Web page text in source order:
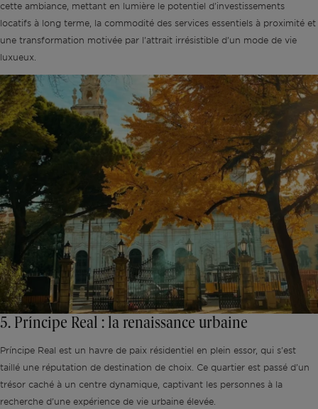
cette ambiance, mettant en lumière le potentiel d'investissements
locatifs à long terme, la commodité des services essentiels à proximité et
une transformation motivée par l'attrait irrésistible d'un mode de vie
luxueux.
5. Príncipe Real : la renaissance urbaine
Príncipe Real est un havre de paix résidentiel en plein essor, qui s'est
taillé une réputation de destination de choix. Ce quartier est passé d'un
trésor caché à un centre dynamique, captivant les personnes à la
recherche d'une expérience de vie urbaine élevée.